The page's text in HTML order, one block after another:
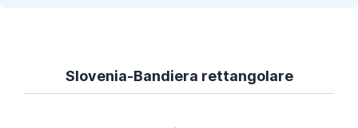
Slovenia-Bandiera rettangolare